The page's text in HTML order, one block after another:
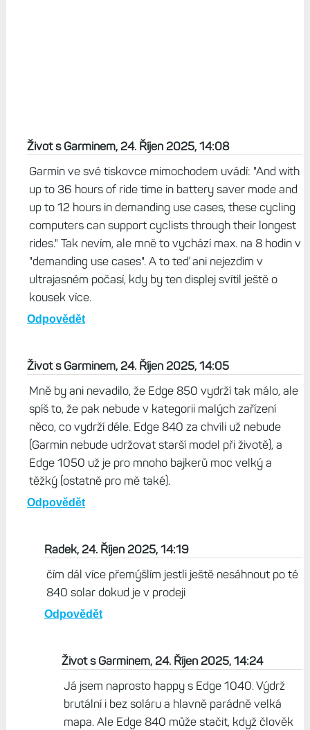
Život s Garminem, 24. Říjen 2025, 14:08
Garmin ve své tiskovce mimochodem uvádí: "And with
up to 36 hours of ride time in battery saver mode and
up to 12 hours in demanding use cases, these cycling
computers can support cyclists through their longest
rides." Tak nevím, ale mně to vychází max. na 8 hodin v
"demanding use cases". A to teď ani nejezdím v
ultrajasném počasí, kdy by ten displej svítil ještě o
kousek více.
Odpovědět
Život s Garminem, 24. Říjen 2025, 14:05
Mně by ani nevadilo, že Edge 850 vydrží tak málo, ale
spíš to, že pak nebude v kategorii malých zařízení
něco, co vydrží déle. Edge 840 za chvíli už nebude
(Garmin nebude udržovat starší model při životě), a
Edge 1050 už je pro mnoho bajkerů moc velký a
těžký (ostatně pro mě také).
Odpovědět
Radek, 24. Říjen 2025, 14:19
čím dál více přemýšlím jestli ještě nesáhnout po té
840 solar dokud je v prodeji
Odpovědět
Život s Garminem, 24. Říjen 2025, 14:24
Já jsem naprosto happy s Edge 1040. Výdrž
brutální i bez soláru a hlavně parádně velká
mapa. Ale Edge 840 může stačit, když člověk